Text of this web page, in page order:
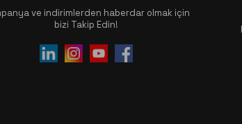
ve indirimlerden haberdar olmak için
bizi Takip Edin!